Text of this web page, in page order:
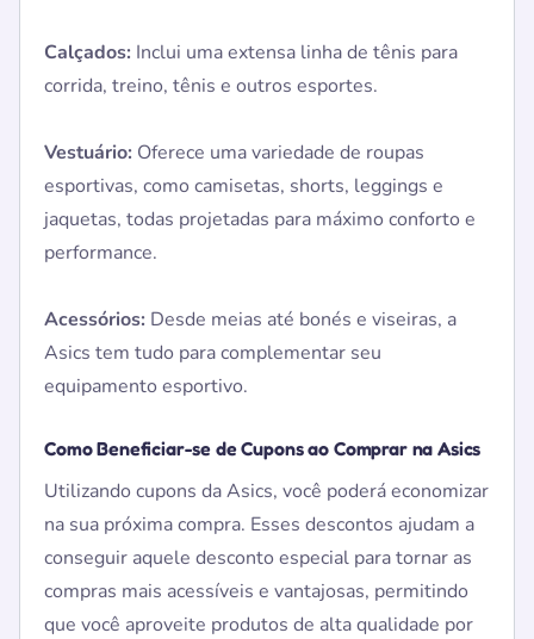
Calçados: Inclui uma extensa linha de tênis para
corrida, treino, tênis e outros esportes.
Vestuário: Oferece uma variedade de roupas
esportivas, como camisetas, shorts, leggings e
jaquetas, todas projetadas para máximo conforto e
performance.
Acessórios: Desde meias até bonés e viseiras, a
Asics tem tudo para complementar seu
equipamento esportivo.
Como Beneficiar-se de Cupons ao Comprar na Asics
Utilizando cupons da Asics, você poderá economizar
na sua próxima compra. Esses descontos ajudam a
conseguir aquele desconto especial para tornar as
compras mais acessíveis e vantajosas, permitindo
que você aproveite produtos de alta qualidade por